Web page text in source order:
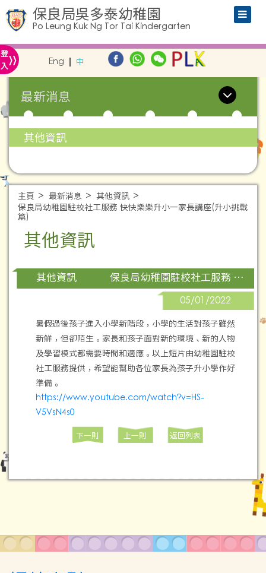
保良局吳多泰幼稚園
Po Leung Kuk Ng Tor Tai Kindergarten
登
入» Eng 中
最新消息
其他資訊
主頁 最新消息
其他資訊
保良局幼稚園駐校社工服務 快快樂樂升小一家長講座(升小挑戰
篇)
其他資訊
其他資訊 保良局幼稚園駐校社工服務 快快樂樂升小一家長講座(升小挑戰篇)
05/01/2022
暑假過後孩子進入小學新階段，小學的生活對孩子雖然
新鮮，但卻陌生。家長和孩子面對新的環境、新的人物
及學習模式都需要時間和適應。以上短片由幼稚園駐校
社工服務提供，希望能幫助各位家長為孩子升小學作好
準備。
https://www.youtube.com/watch?v=HS-
V5VsN4s0
下一則 上一則 返回列表